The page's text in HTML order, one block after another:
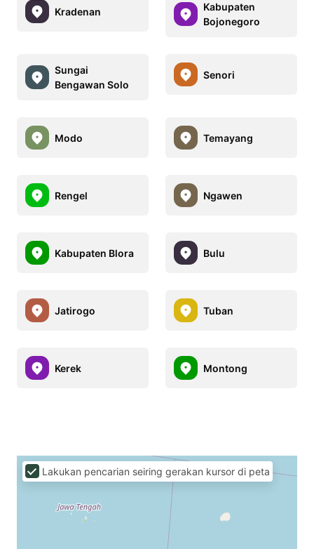
Kradenan
Kabupaten
Bojonegoro
Sungai
Bengawan Solo
Senori
Modo Temayang
Rengel Ngawen
Kabupaten Blora Bulu
Jatirogo Tuban
Kerek Montong
Lakukan pencarian seiring gerakan kursor di peta